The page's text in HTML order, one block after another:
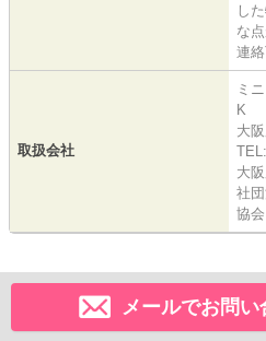
し
な
連絡
取扱会社
ミ
K
大
大
社
協会
メールでお問